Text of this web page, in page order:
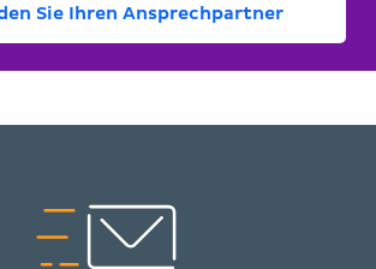
Sie Ihren Ansprechpartner